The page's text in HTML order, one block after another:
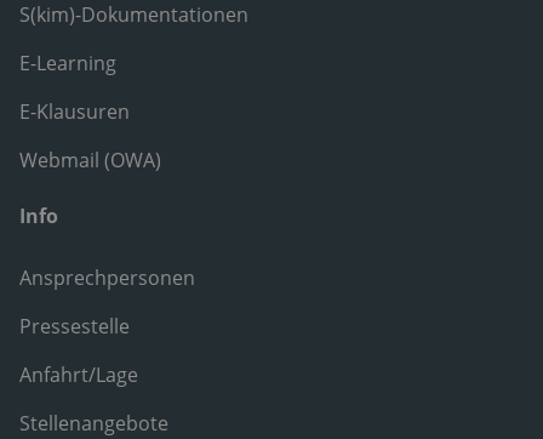
S(kim)-Dokumentationen
E-Learning
E-Klausuren
Webmail (OWA)
Info
Ansprechpersonen
Pressestelle
Anfahrt/Lage
Stellenangebote